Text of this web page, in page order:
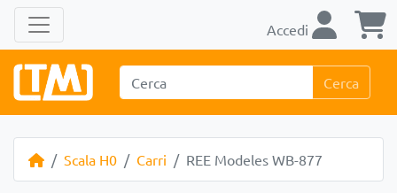
Accedi
Cerca
Scala H0 Carri REE Modeles WB-877